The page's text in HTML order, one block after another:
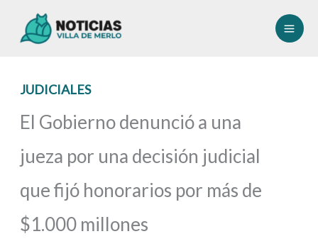
JUDICIALES
El Gobierno denunció a una
jueza por una decisión judicial
que fijó honorarios por más de
$1.000 millones